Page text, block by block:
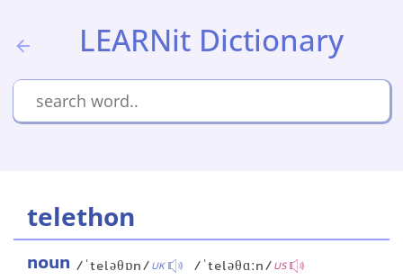
LEARNit Dictionary
telethon
noun /ˈteləθɒn/UK /ˈteləθɑːn/US